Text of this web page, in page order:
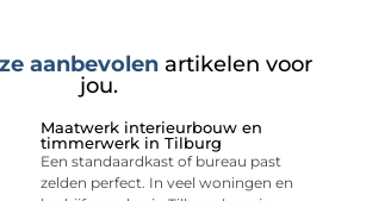
aanbevolen artikelen voor
jou.
Maatwerk interieurbouw en
timmerwerk in Tilburg
Een standaardkast of bureau past
zelden perfect. In veel woningen en